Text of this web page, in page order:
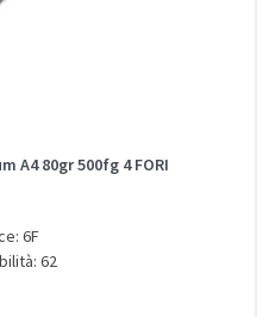
A4 80gr 500fg 4 FORI
6F
62